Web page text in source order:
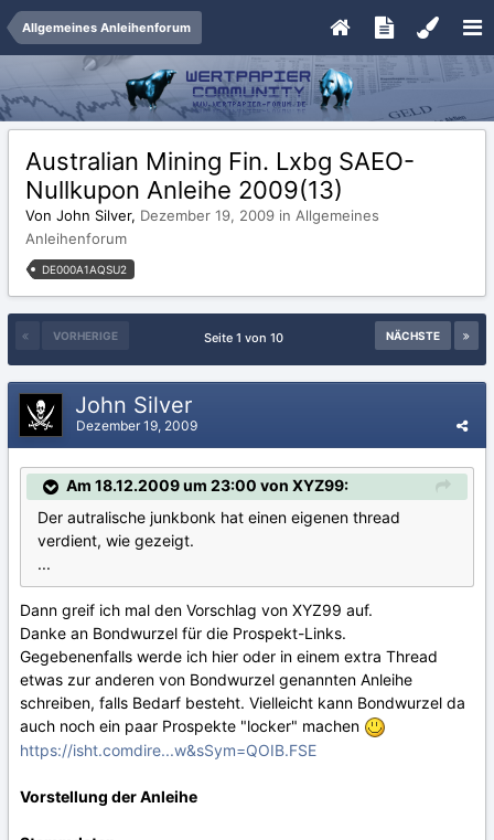
Allgemeines Anleihenforum
Australian Mining Fin. Lxbg SAEO-
Nullkupon Anleihe 2009(13)
Von John Silver, Dezember 19, 2009 in Allgemeines
Anleihenforum
DE000A1AQSU2
VORHERIGE NÄCHSTE
Seite 1 von 10
John Silver
Dezember 19, 2009
Am 18.12.2009 um 23:00 von XYZ99:
Der autralische junkbonk hat einen eigenen thread
verdient, wie gezeigt.
...
Dann greif ich mal den Vorschlag von XYZ99 auf.
Danke an Bondwurzel für die Prospekt-Links.
Gegebenenfalls werde ich hier oder in einem extra Thread
etwas zur anderen von Bondwurzel genannten Anleihe
schreiben, falls Bedarf besteht. Vielleicht kann Bondwurzel da
auch noch ein paar Prospekte "locker" machen
https://isht.comdire...w&sSym=QOIB.FSE
Vorstellung der Anleihe